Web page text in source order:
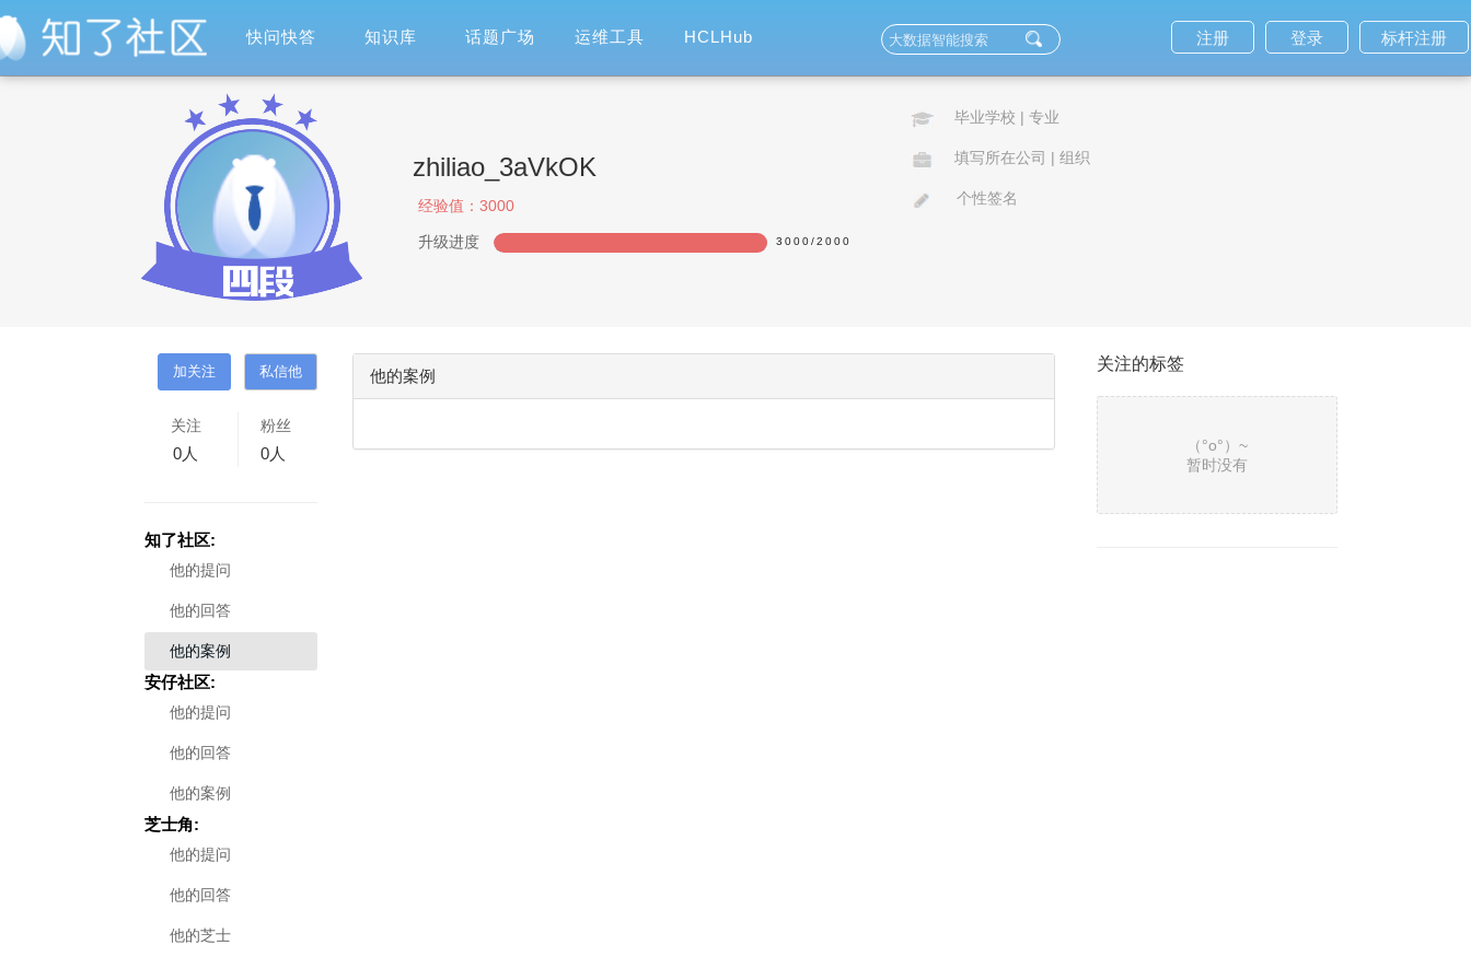
快问快答 知识库 话题广场 运维工具 HCLHub 标杆注册
登录
注册
zhiliao_3aVkOK
经验值： 3000
升级进度 3000/2000
毕业学校 | 专业
填写所在公司 | 组织
个性签名
关注
0人
粉丝
0人
知了社区:
他的提问
他的回答
他的案例
安仔社区:
他的提问
他的回答
他的案例
芝士角:
他的提问
他的回答
他的芝士
他的案例
关注的标签
（°ο°）~
暂时没有